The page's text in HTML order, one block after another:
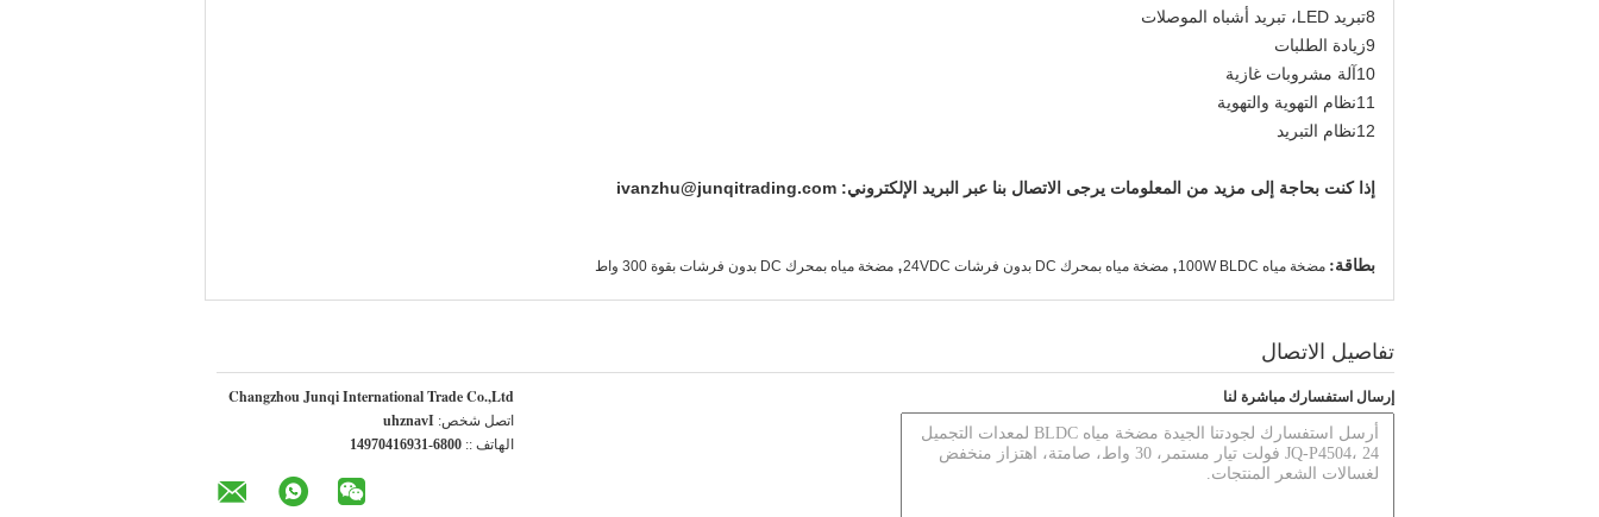
8تبريد LED، تبريد أشباه الموصلات
9زيادة الطلبات
10آلة مشروبات غازية
11نظام التهوية والتهوية
12نظام التبريد
إذا كنت بحاجة إلى مزيد من المعلومات يرجى الاتصال بنا عبر البريد الإلكتروني: ivanzhu@junqitrading.com
بطاقة: مضخة مياه 100W BLDC , مضخة مياه بمحرك DC بدون فرشات 24VDC , مضخة مياه بمحرك DC بدون فرشات بقوة 300 واط
تفاصيل الاتصال
Changzhou Junqi International Trade Co.,Ltd
اتصل شخص: Ivanzhu
الهاتف :: 0086-13961407941
إرسال استفسارك مباشرة لنا